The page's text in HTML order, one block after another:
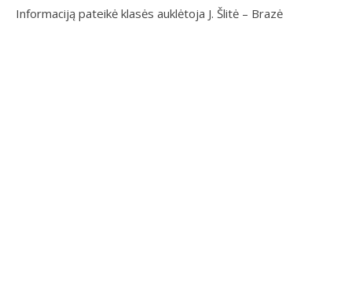
Informaciją pateikė klasės auklėtoja J. Šlitė – Brazė